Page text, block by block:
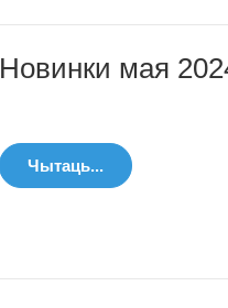
Новинки мая
Чытаць...